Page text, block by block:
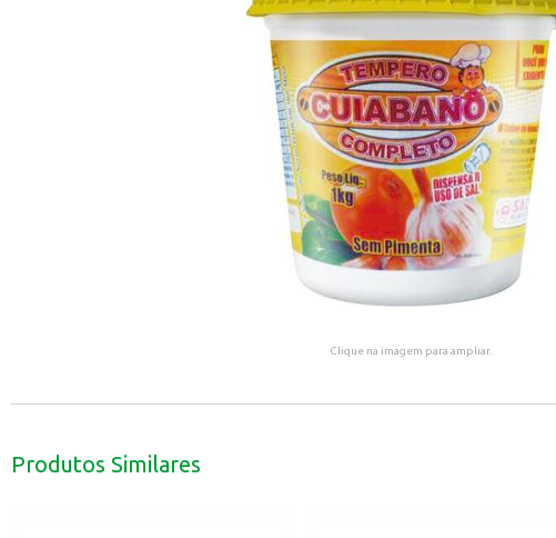
Clique na imagem para ampliar.
Produtos Similares